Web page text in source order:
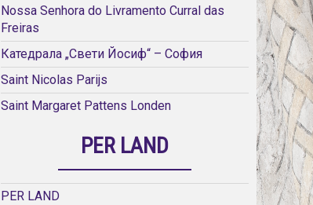
Nossa Senhora do Livramento Curral das
Freiras
Катедрала „Свети Йосиф“ – София
Saint Nicolas Parijs
Saint Margaret Pattens Londen
PER LAND
PER LAND